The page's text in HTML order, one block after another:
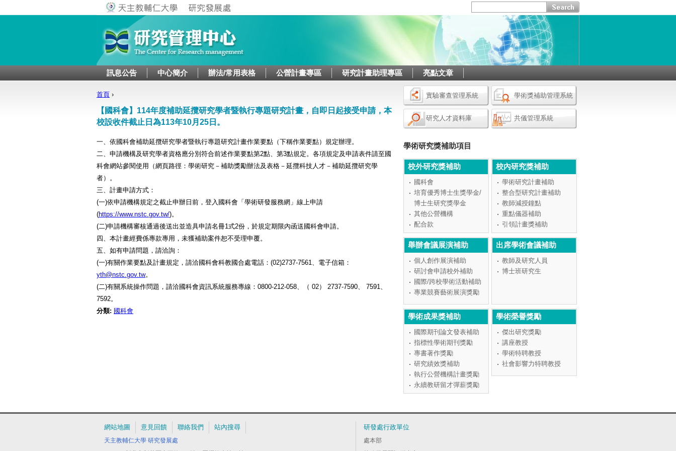
訊息公告 中心簡介 辦法/常用表格 公營計畫專區 研究計畫助理專區 亮點文章
實驗審查管理系統 學術獎補助管理系統
研究人才資料庫 共儀管理系統
學術研究獎補助項目
校外研究獎補助
國科會
培育優秀博士生獎學金/
博士生研究獎學金
其他公營機構
配合款
校內研究獎補助
學術研究計畫補助
整合型研究計畫補助
教師減授鐘點
重點儀器補助
引領計畫獎補助
舉辦會議展演補助
個人創作展演補助
研討會申請校外補助
國際/跨校學術活動補助
專業競賽藝術展演獎勵
出席學術會議補助
教師及研究人員
博士班研究生
學術成果獎補助
國際期刊論文發表補助
指標性學術期刊獎勵
專書著作獎勵
研究績效獎補助
執行公營機構計畫獎勵
永續教研留才彈薪獎勵
學術榮譽獎勵
傑出研究獎勵
講座教授
學術特聘教授
社會影響力特聘教授
您在這裡
首頁 ›
【國科會】114年度補助延攬研究學者暨執行專題研究計畫，自即日起接受申請，本
校設收件截止日為113年10月25日。
一、依國科會補助延攬研究學者暨執行專題研究計畫作業要點（下稱作業要點）規定辦理。
二、申請機構及研究學者資格應分別符合前述作業要點第2點、第3點規定。各項規定及申請表件請至國
科會網站參閱使用（網頁路徑：學術研究－補助獎勵辦法及表格－延攬科技人才－補助延攬研究學
者）。
三、計畫申請方式：
(一)依申請機構規定之截止申辦日前，登入國科會「學術研發服務網」線上申請
(https://www.nstc.gov.tw/)。
(二)申請機構審核通過後送出並造具申請名冊1式2份，於規定期限內函送國科會申請。
四、本計畫經費係專款專用，未獲補助案件恕不受理申覆。
五、如有申請問題，請洽詢：
(一)有關作業要點及計畫規定，請洽國科會科教國合處電話：(02)2737-7561、電子信箱：
yth@nstc.gov.tw。
(二)有關系統操作問題，請洽國科會資訊系統服務專線：0800-212-058、（ 02） 2737-7590、 7591、
7592。
分類: 國科會
網站地圖 意見回饋 聯絡我們 站內搜尋
天主教輔仁大學 研究發展處
研發處行政單位
處本部